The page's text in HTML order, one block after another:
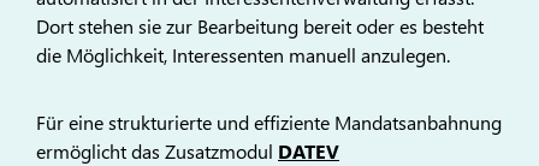
Dort stehen sie zur Bearbeitung bereit oder es besteht
die Möglichkeit, Interessenten manuell anzulegen.
Für eine strukturierte und effiziente Mandatsanbahnung
ermöglicht das Zusatzmodul DATEV